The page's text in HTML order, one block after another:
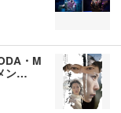
・M
ン…